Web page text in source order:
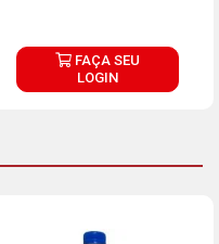
FAÇA SEU
LOGIN